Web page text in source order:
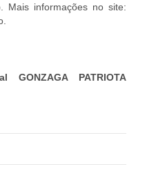
informações no site:
PATRIOTA